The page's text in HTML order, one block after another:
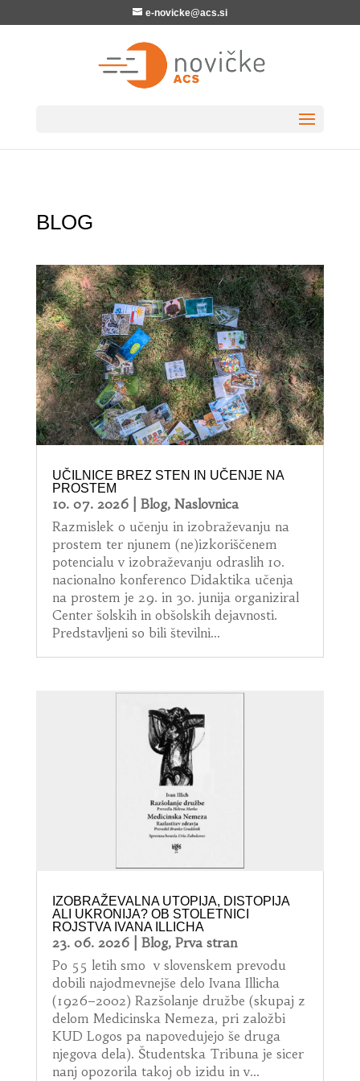
e-novicke@acs.si
BLOG
UČILNICE BREZ STEN IN UČENJE NA
PROSTEM
10. 07. 2026| Blog, Naslovnica
Razmislek o učenju in izobraževanju na
prostem ter njunem (ne)izkoriščenem
potencialu v izobraževanju odraslih 10.
nacionalno konferenco Didaktika učenja
na prostem je 29. in 30. junija organiziral
Center šolskih in obšolskih dejavnosti.
Predstavljeni so bili številni...
IZOBRAŽEVALNA UTOPIJA, DISTOPIJA
ALI UKRONIJA? OB STOLETNICI
ROJSTVA IVANA ILLICHA
23. 06. 2026| Blog, Prva stran
Po 55 letih smo v slovenskem prevodu
dobili najodmevnejše delo Ivana Illicha
(1926–2002) Razšolanje družbe (skupaj z
delom Medicinska Nemeza, pri založbi
KUD Logos pa napovedujejo še druga
njegova dela). Študentska Tribuna je sicer
nanj opozorila takoj ob izidu in v...